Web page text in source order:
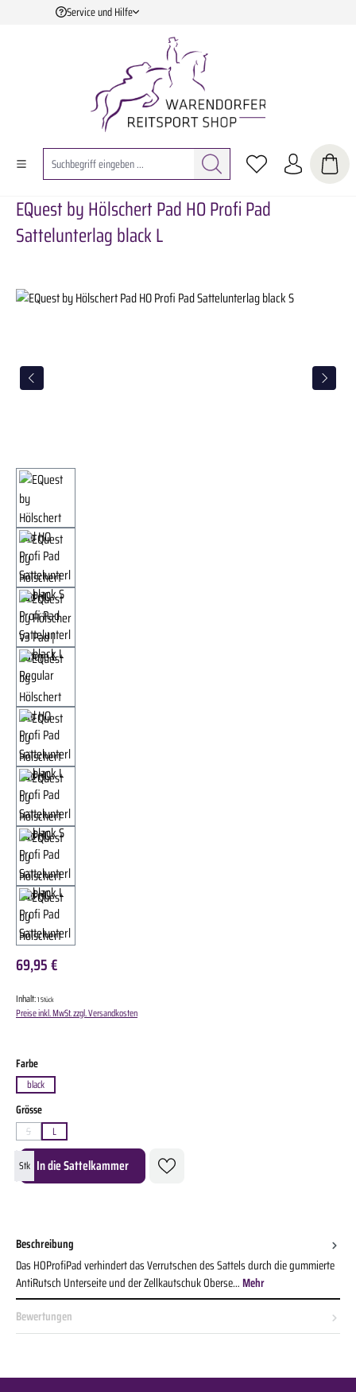
Zum Hauptinhalt springen
Service und Hilfe
EQuest by Hölschert Pad HO Profi Pad
Sattelunterlag black L
Bildergalerie überspringen
69,95 €
Inhalt:1 Stück
Preise inkl. MwSt. zzgl. Versandkosten
Farbeauswählen
black
Grösseauswählen
S(Diese Option ist zurzeit nicht verfügbar.)
L
Produkt Anzahl: Gib den gewünschten Wert ein oder benutze die Schaltflächen um die
Stk In die Sattelkammer
Beschreibung
Das HOProfiPad verhindert das Verrutschen des Sattels durch die gummierte
AntiRutsch Unterseite und der Zellkautschuk Oberse…Mehr
Bewertungen